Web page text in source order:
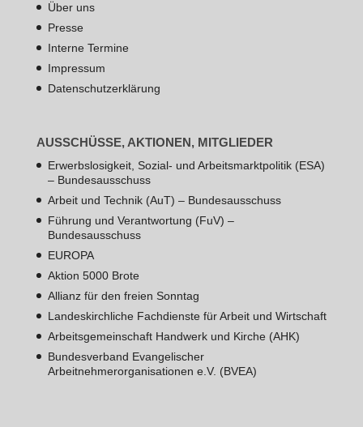
Über uns
Presse
Interne Termine
Impressum
Datenschutzerklärung
AUSSCHÜSSE, AKTIONEN, MITGLIEDER
Erwerbslosigkeit, Sozial- und Arbeitsmarktpolitik (ESA)
– Bundesausschuss
Arbeit und Technik (AuT) – Bundesausschuss
Führung und Verantwortung (FuV) –
Bundesausschuss
EUROPA
Aktion 5000 Brote
Allianz für den freien Sonntag
Landeskirchliche Fachdienste für Arbeit und Wirtschaft
Arbeitsgemeinschaft Handwerk und Kirche (AHK)
Bundesverband Evangelischer
Arbeitnehmerorganisationen e.V. (BVEA)